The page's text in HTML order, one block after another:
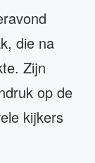
die na
Zijn
op de
kijkers